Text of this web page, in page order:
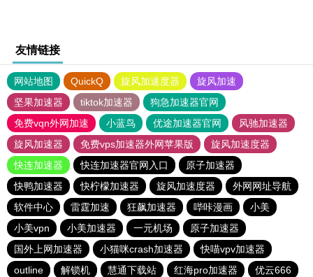
友情链接
网站地图 QuickQ 旋风加速度器
旋风加速
坚果加速器
tiktok加速器
狗急加速器官网
免费vqn外网加速
小蓝鸟 优途加速器官网
风驰加速器
旋风加速器
免费vps加速器外网苹果版
旋风加速度器
快连加速器
快连加速器官网入口
原子加速器
快鸭加速器
快柠檬加速器 旋风加速度器
外网网址导航
软件中心
雷霆加速 狂飙加速器 哔咔漫画
小美
小美vpn
小美加速器 一元机场
原子加速器
国外上网加速器
小猫咪crash加速器
快喵vpv加速器
outline
解锁机 慧通下载站 红海pro加速器
优云666